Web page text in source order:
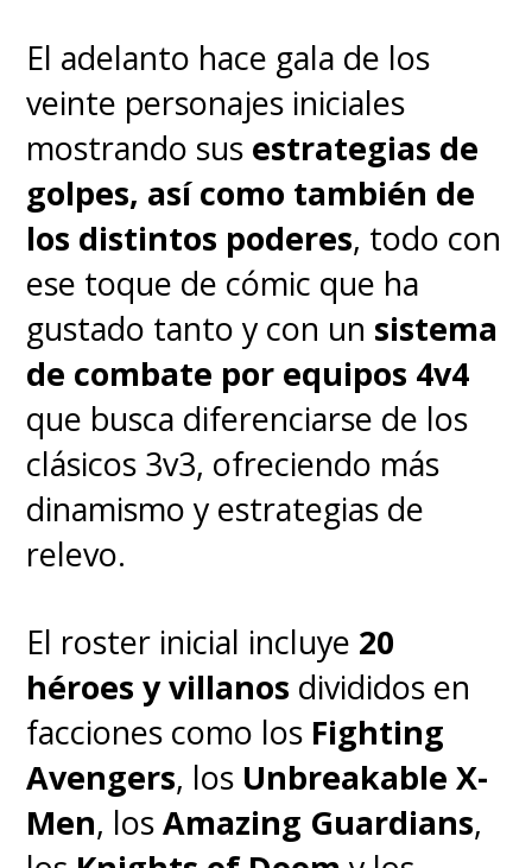
hombre más inteligente de la
Tierra . La radiación lo mutó a él
y a sus amigos, permitiéndole
estirar y moldear su cuerpo a
voluntad.
El adelanto hace gala de los
veinte personajes iniciales
mostrando sus estrategias de
golpes, así como también de
los distintos poderes, todo con
ese toque de cómic que ha
gustado tanto y con un sistema
de combate por equipos 4v4
que busca diferenciarse de los
clásicos 3v3, ofreciendo más
dinamismo y estrategias de
relevo.
El roster inicial incluye 20
héroes y villanos divididos en
facciones como los Fighting
Avengers, los Unbreakable X-
Men, losAmazing Guardians,